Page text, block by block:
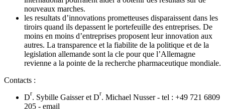
nouveaux marches.
les resultats d’innovations prometteuses disparaissent dans les
tiroirs quand ils depassent le portefeuille des entreprises. De
moins en moins d’entreprises proposent leur innovation aux
autres. La transparence et la fiabilite de la politique et de la
legislation allemande sont la cle pour que l’Allemagne
revienne a la pointe de la recherche pharmaceutique mondiale.
Contacts :
Dr. Sybille Gaisser et Dr. Michael Nusser - tel : +49 721 6809
205 - email